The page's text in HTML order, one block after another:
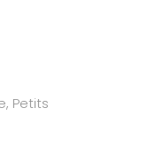
, Petits